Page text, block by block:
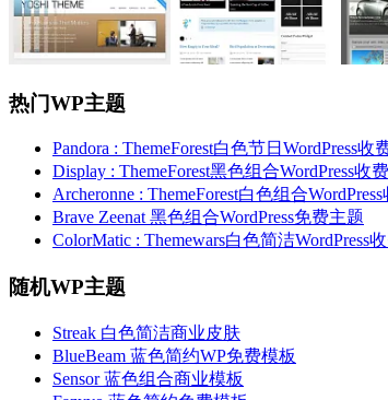
热门WP主题
Pandora : ThemeForest白色节日WordPress收
Display : ThemeForest黑色组合WordPress收
Archeronne : ThemeForest白色组合
Brave Zeenat 黑色组合WordPress免费主题
ColorMatic : Themewars白色简洁WordPress
随机WP主题
Streak 白色简洁商业皮肤
BlueBeam 蓝色简约WP免费模板
Sensor 蓝色组合商业模板